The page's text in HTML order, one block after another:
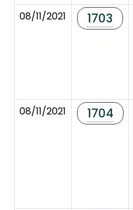
08/11/2021
1703
08/11/2021
1704